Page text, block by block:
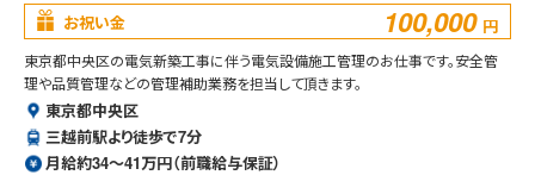
お祝い金 100,000 円
東京都中央区の電気新築工事に伴う電気設備施工管理のお仕事です。安全管
理や品質管理などの管理補助業務を担当して頂きます。
東京都中央区
三越前駅より徒歩で7分
月給約34〜41万円（前職給与保証）